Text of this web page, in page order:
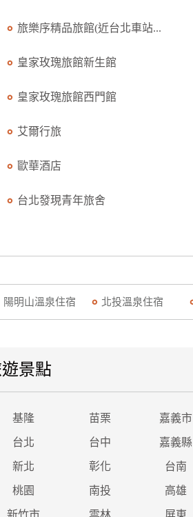
旅樂序精品旅館(近台北車站...
皇家玫瑰旅館新生館
皇家玫瑰旅館西門館
艾爾行旅
歐華酒店
台北發現青年旅舍
陽明山溫泉住宿 北投溫泉住宿
景點
基隆 苗栗 嘉義市
台北 台中 嘉義縣
新北 彰化 台南
桃園 南投 高雄
新竹市 雲林 屏東